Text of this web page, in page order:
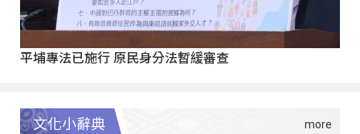
平埔專法已施行 原民身分法暫緩審查
文化小辭典